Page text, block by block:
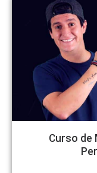
Curso de